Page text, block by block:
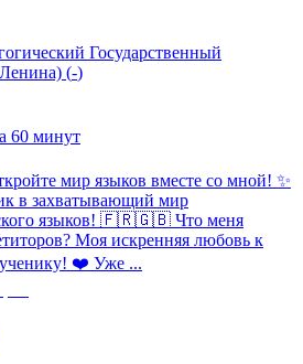
Государственный
(-)
60 минут
мир языков вместе со мной! ✨
в захватывающий мир
языков! 🇫🇷🇬🇧 Что меня
Моя искренняя любовь к
❤️ Уже ...